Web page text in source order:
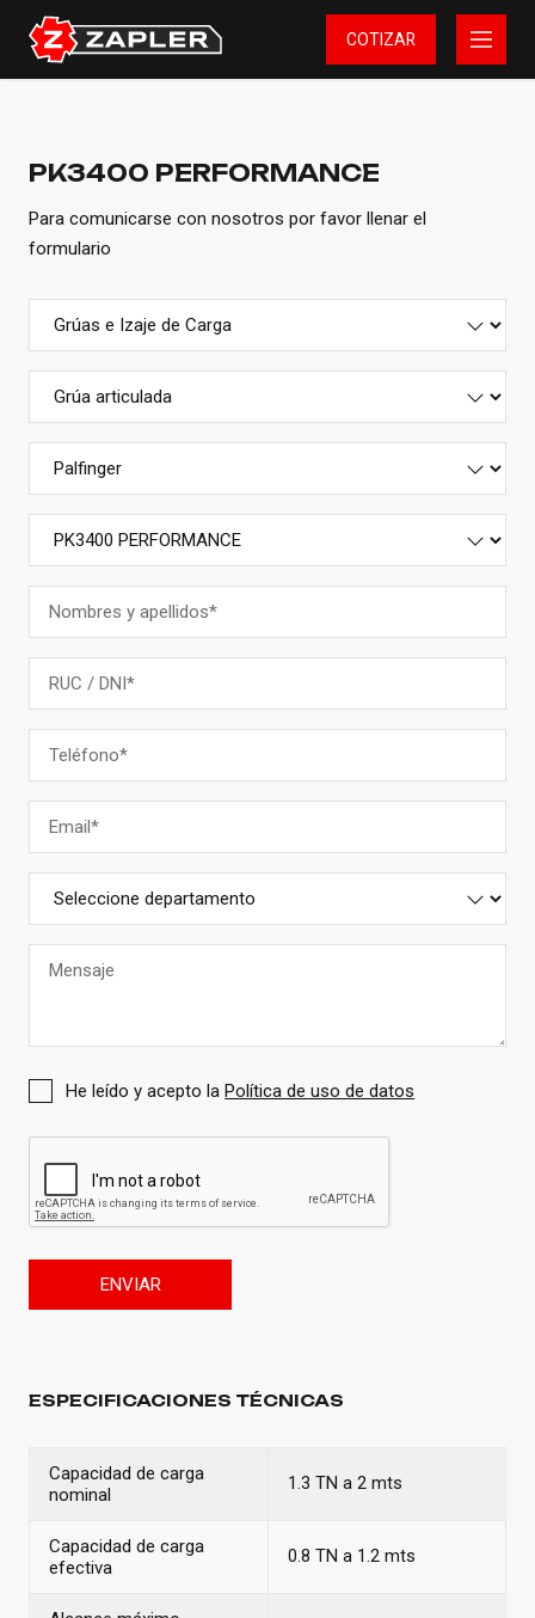
COTIZAR
PK3400 PERFORMANCE
Para comunicarse con nosotros por favor llenar el
formulario
He leído y acepto laPolítica de uso de datos
ENVIAR
ESPECIFICACIONES TÉCNICAS
Capacidad de carga
nominal
1.3 TN a 2 mts
Capacidad de carga
efectiva
0.8 TN a 1.2 mts